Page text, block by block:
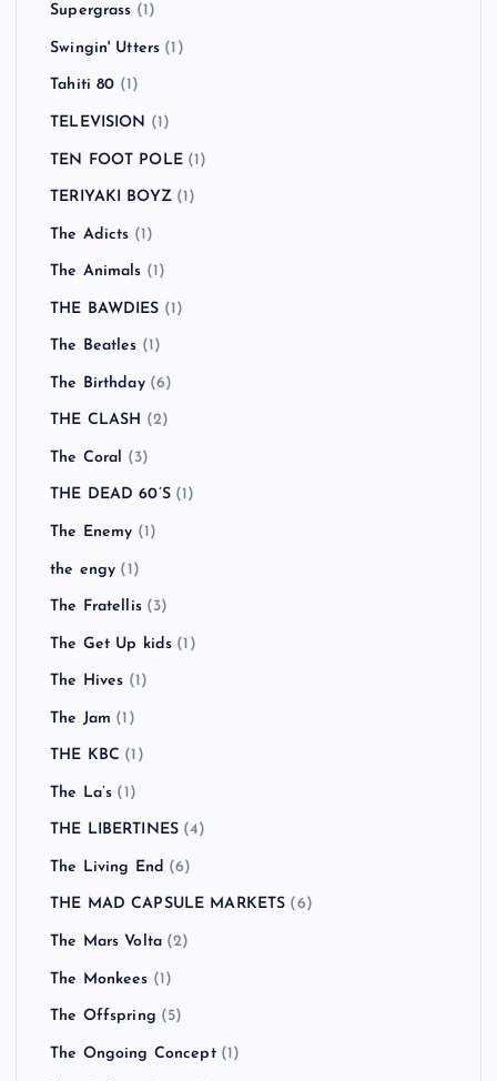
Supergrass (1)
Swingin' Utters (1)
Tahiti 80 (1)
TELEVISION (1)
TEN FOOT POLE(1)
TERIYAKI BOYZ(1)
The Adicts (1)
The Animals (1)
THE BAWDIES (1)
The Beatles (1)
The Birthday(6)
THE CLASH (2)
The Coral (3)
THE DEAD 60’S(1)
The Enemy (1)
the engy (1)
The Fratellis(3)
The Get Up kids (1)
The Hives (1)
The Jam (1)
THE KBC (1)
The La’s (1)
THE LIBERTINES (4)
The Living End (6)
THE MAD CAPSULE MARKETS (6)
The Mars Volta (2)
The Monkees (1)
The Offspring (5)
The Ongoing Concept(1)